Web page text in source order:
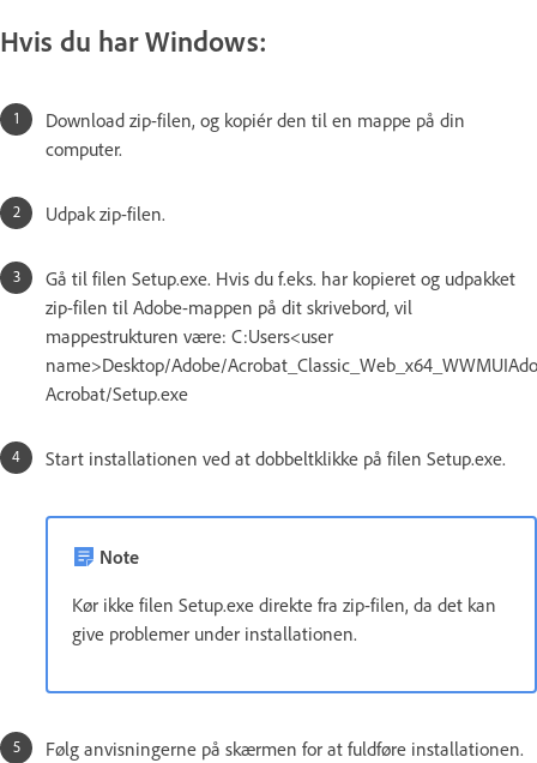
Hvis du har Windows:
Download zip-filen, og kopiér den til en mappe på din
computer.
Udpak zip-filen.
Gå til filen Setup.exe. Hvis du f.eks. har kopieret og udpakket
zip-filen til Adobe-mappen på dit skrivebord, vil
mappestrukturen være: C:Users<user
name>Desktop/Adobe/
Acrobat/Setup.exe
Start installationen ved at dobbeltklikke på filen Setup.exe.
Note
Kør ikke filen Setup.exe direkte fra zip-filen, da det kan
give problemer under installationen.
Følg anvisningerne på skærmen for at fuldføre installationen.